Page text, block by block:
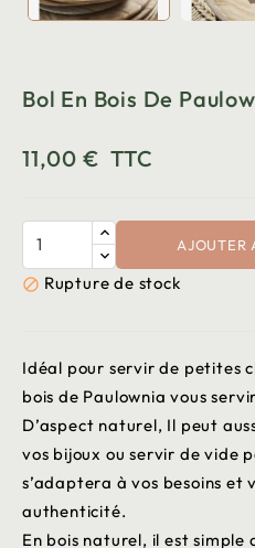
Bol En Bois De
11,00 € TTC
AJOUTER
 Rupture de stock
Idéal pour servir de petites
bois de Paulownia vous
D’aspect naturel, Il peut
vos bijoux ou servir de vide
s’adaptera à vos besoins et
authenticité.
En bois naturel, il est simple